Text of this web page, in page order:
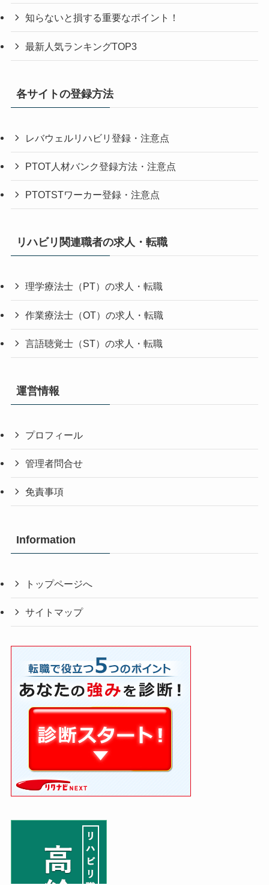
知らないと損する重要なポイント！
最新人気ランキングTOP3
各サイトの登録方法
レバウェルリハビリ登録・注意点
PTOT人材バンク登録方法・注意点
PTOTSTワーカー登録・注意点
リハビリ関連職者の求人・転職
理学療法士（PT）の求人・転職
作業療法士（OT）の求人・転職
言語聴覚士（ST）の求人・転職
運営情報
プロフィール
管理者問合せ
免責事項
Information
トップページへ
サイトマップ